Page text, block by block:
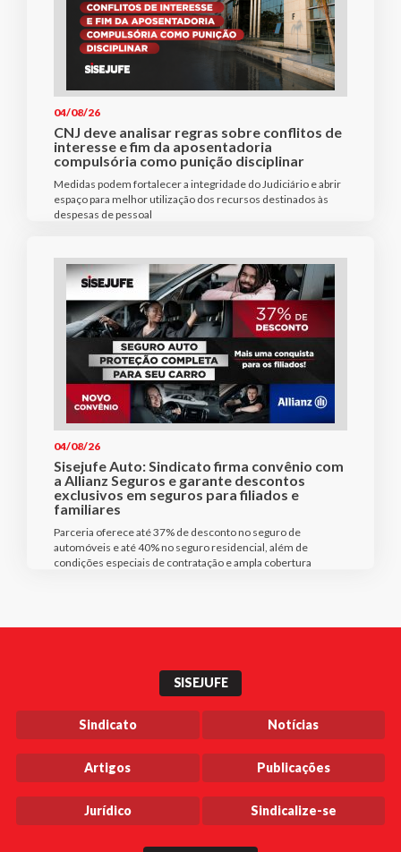
04/08/26
CNJ deve analisar regras sobre conflitos de
interesse e fim da aposentadoria
compulsória como punição disciplinar
Medidas podem fortalecer a integridade do Judiciário e abrir
espaço para melhor utilização dos recursos destinados às
despesas de pessoal
04/08/26
Sisejufe Auto: Sindicato firma convênio com
a Allianz Seguros e garante descontos
exclusivos em seguros para filiados e
familiares
Parceria oferece até 37% de desconto no seguro de
automóveis e até 40% no seguro residencial, além de
condições especiais de contratação e ampla cobertura
SISEJUFE
Sindicato Notícias
Artigos Publicações
Jurídico Sindicalize-se